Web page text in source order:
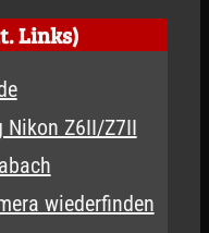
Links)
Nikon Z6II/Z7II
wiederfinden